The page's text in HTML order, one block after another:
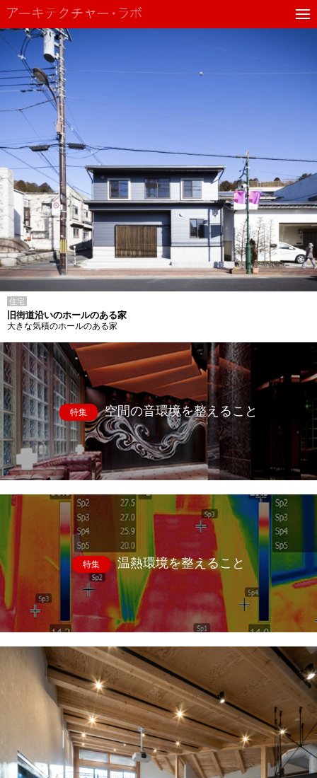
住宅
旧街道沿いのホールのある家
大きな気積のホールのある家
特集 空間の音環境を整えること
特集 温熱環境を整えること